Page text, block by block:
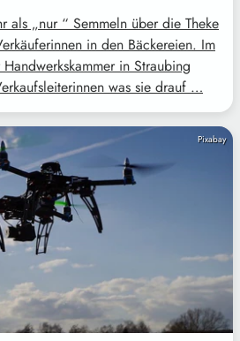
als „nur “ Semmeln über die Theke
in den Bäckereien. Im
in Straubing
was sie drauf …
Pixabay